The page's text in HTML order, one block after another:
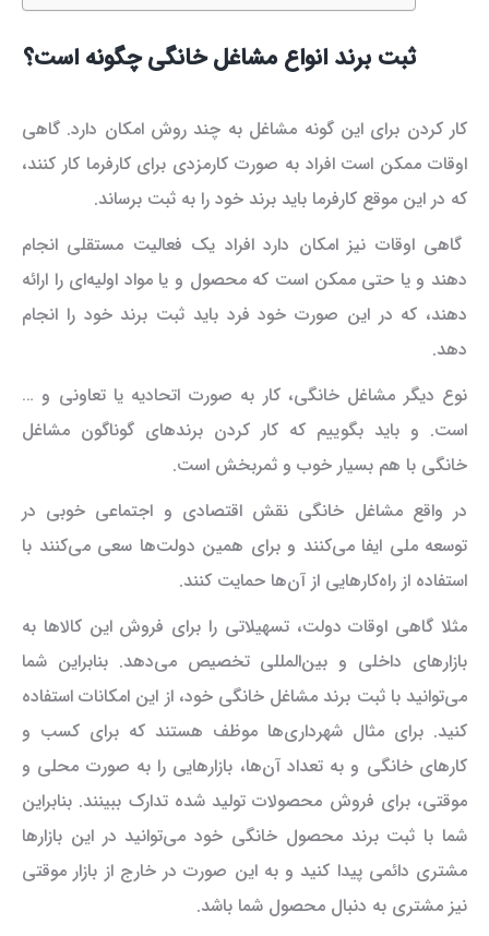
ثبت برند انواع مشاغل خانگی چگونه است؟
کار کردن برای این گونه مشاغل به چند روش امکان دارد. گاهی
اوقات ممکن است افراد به صورت کارمزدی برای کارفرما کار کنند،
که در این موقع کارفرما باید برند خود را به ثبت برساند.
گاهی اوقات نیز امکان دارد افراد یک فعالیت مستقلی انجام
دهند و یا حتی ممکن است که محصول و یا مواد اولیه‌ای را ارائه
دهند، که در این صورت خود فرد باید ثبت برند خود را انجام
دهد.
نوع دیگر مشاغل خانگی، کار به صورت اتحادیه یا تعاونی و …
است. و باید بگوییم که کار کردن برندهای گوناگون مشاغل
خانگی با هم بسیار خوب و ثمربخش است.
در واقع مشاغل خانگی نقش اقتصادی و اجتماعی خوبی در
توسعه ملی ایفا می‌کنند و برای همین دولت‌ها سعی می‌کنند با
استفاده از راه‌کارهایی از آن‌ها حمایت کنند.
مثلا گاهی اوقات دولت، تسهیلاتی را برای فروش این کالاها به
بازار‌های داخلی و بین‌المللی تخصیص می‌دهد. بنابراین شما
می‌توانید با ثبت برند مشاغل خانگی خود، از این امکانات استفاده
کنید. برای مثال شهرداری‌ها موظف هستند که برای کسب و
کارهای خانگی و به تعداد آن‌ها، بازارهایی را به صورت محلی و
موقتی، برای فروش محصولات تولید شده تدارک ببینند. بنابراین
شما با ثبت برند محصول خانگی خود می‌توانید در این بازارها
مشتری دائمی پیدا کنید و به این صورت در خارج از بازار موقتی
نیز مشتری به دنبال محصول شما باشد.